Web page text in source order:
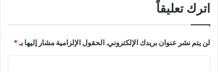
اترك تعليقاً
لن يتم نشر عنوان بريدك الإلكتروني. الحقول الإلزامية مشار إليها بـ*